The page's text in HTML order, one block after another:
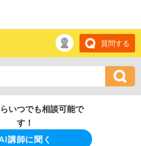
質問する
いつでも相談可能で
す！
講師に聞く